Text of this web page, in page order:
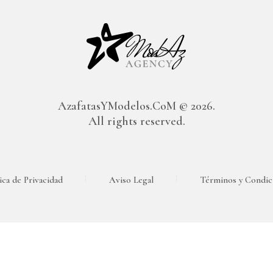
AzafatasYModelos.CoM © 2026.
All rights reserved.
de Privacidad Aviso Legal Términos y